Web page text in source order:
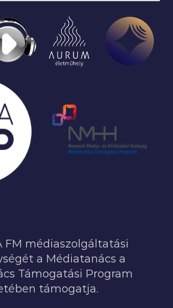
FM médiaszolgáltatási
a Médiatanács a
Támogatási Program
támogatja.